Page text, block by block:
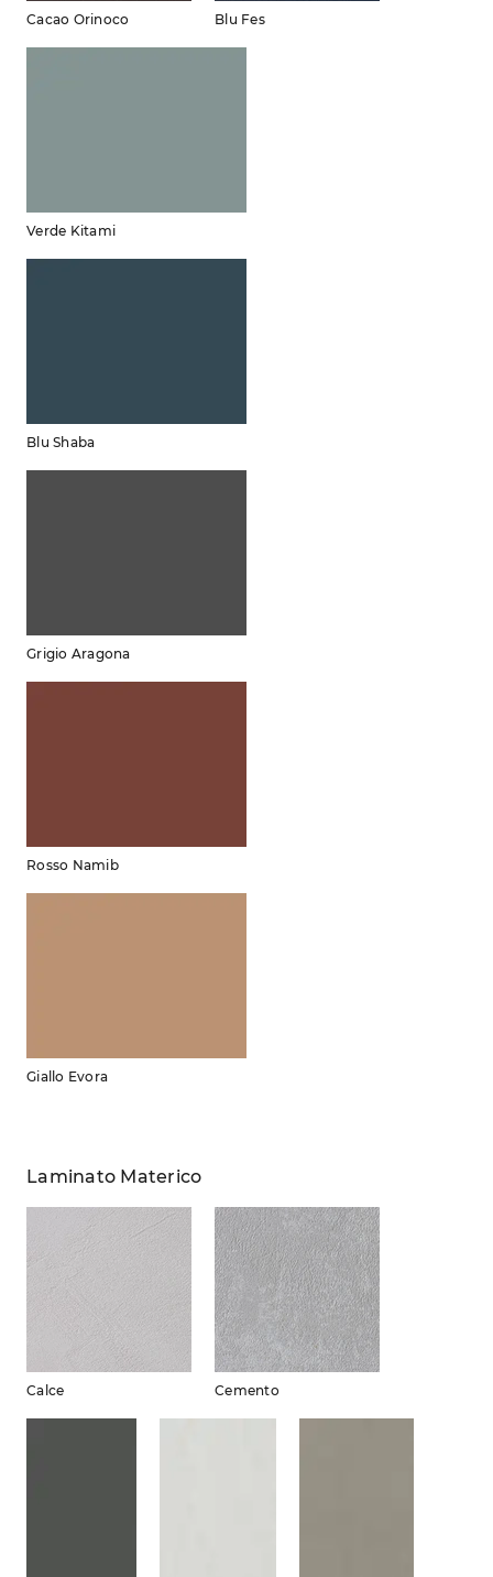
Cacao Orinoco Blu Fes
Verde Kitami
Blu Shaba
Grigio Aragona
Rosso Namib
Giallo Evora
Laminato Materico
Calce Cemento